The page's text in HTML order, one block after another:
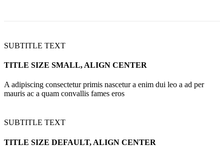
SUBTITLE TEXT
TITLE SIZE SMALL, ALIGN CENTER
A adipiscing consectetur primis nascetur a enim dui leo a ad per
mauris ac a quam convallis fames eros
SUBTITLE TEXT
TITLE SIZE DEFAULT, ALIGN CENTER